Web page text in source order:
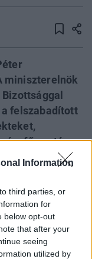
Information
third parties, or
for
below opt-out
that after your
seeing
utilized by
miniszterelnök
felszabadított
ezután a
Tamás
és
partneri
újra